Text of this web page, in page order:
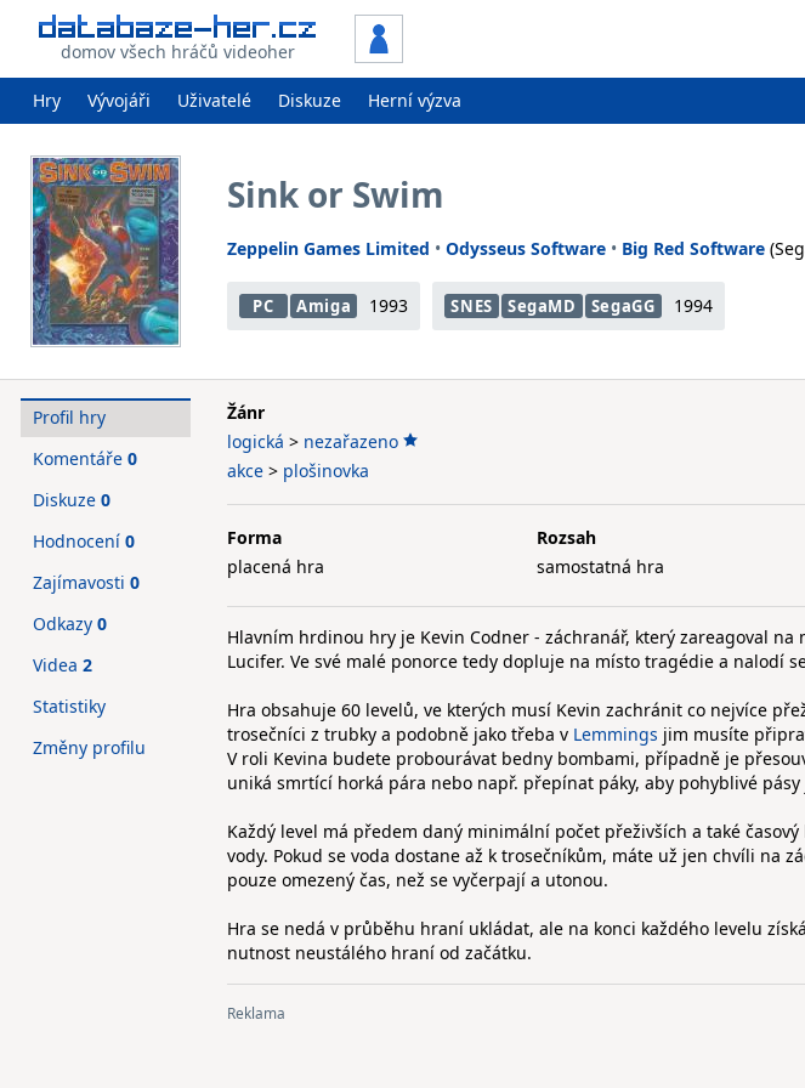
domov všech hráčů videoher
Hry Vývojáři Uživatelé Diskuze Herní výzva
Sink or Swim
Zeppelin Games Limited • Odysseus Software • Big Red Software
PC Amiga 1993 SNES SegaMD SegaGG 1994
Žánr
logická > nezařazeno
akce > plošinovka
Forma
placená hra
Rozsah
samostatná hra
Hlavním hrdinou hry je Kevin Codner - záchranář, který zareagoval na
Lucifer. Ve své malé ponorce tedy dopluje na místo tragédie a nalodí
Hra obsahuje 60 levelů, ve kterých musí Kevin zachránit co nejvíce
trosečníci z trubky a podobně jako třeba v Lemmings jim musíte
V roli Kevina budete probourávat bedny bombami, případně je
uniká smrtící horká pára nebo např. přepínat páky, aby pohyblivé
Každý level má předem daný minimální počet přeživších a také
vody. Pokud se voda dostane až k trosečníkům, máte už jen chvíli na
pouze omezený čas, než se vyčerpají a utonou.
Hra se nedá v průběhu hraní ukládat, ale na konci každého levelu
nutnost neustálého hraní od začátku.
Profil hry
Komentáře 0
Diskuze 0
Hodnocení 0
Zajímavosti 0
Odkazy 0
Videa 2
Statistiky
Změny profilu